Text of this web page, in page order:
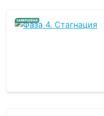
ЗАВЕРШЕНА